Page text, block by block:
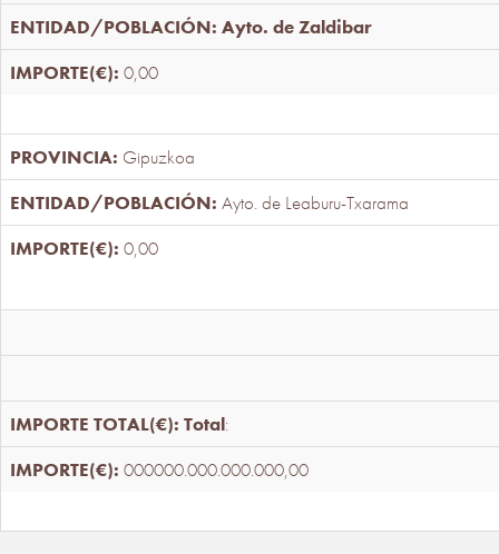
Ayto. de Zaldibar
0,00
Gipuzkoa
Ayto. de Leaburu-Txarama
0,00
Total:
000000.000.000.000,00